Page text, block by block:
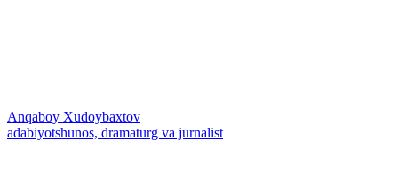
Anqaboy Xudoybaxtov
adabiyotshunos, dramaturg va jurnalist